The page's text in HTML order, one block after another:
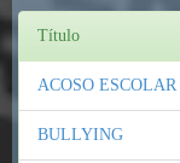
Título
ACOSO ESCOLAR
BULLYING